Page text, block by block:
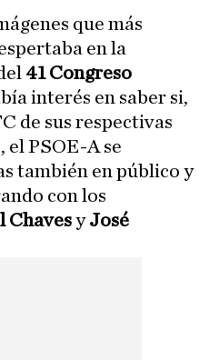
que más
en la
41 Congreso
interés en saber si,
de sus respectivas
el PSOE-A se
también en público y
con los
ChavesyJosé